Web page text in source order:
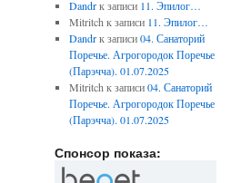
Dandrк записи 11. Эпилог…
Mitritch к записи 11. Эпилог…
Dandrк записи04. Санаторий
Поречье. Агрогородок Поречье
(Парэчча). 01.07.2025
Mitritch к записи04. Санаторий
Поречье. Агрогородок Поречье
(Парэчча). 01.07.2025
Спонсор показа: